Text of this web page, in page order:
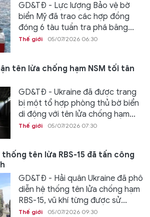
GD&TĐ - Lực lượng Bảo vệ bờ
biển Mỹ đã trao các hợp đồng
đóng 6 tàu tuần tra phá băng...
Thế giới 05/07/2026 06:30
tên lửa chống hạm NSM tối tân
GD&TĐ - Ukraine đã được trang
bị một tổ hợp phòng thủ bờ biển
di động với tên lửa chống hạm...
Thế giới 05/07/2026 07:30
tên lửa RBS-15 đã tấn công
GD&TĐ - Hải quân Ukraine đã phô
diễn hệ thống tên lửa chống hạm
RBS-15, vũ khí từng được sử...
Thế giới 05/07/2026 09:30